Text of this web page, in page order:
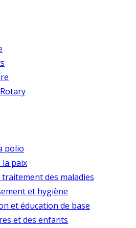
polio
paix
des maladies
et hygiène
et éducation de base
et des enfants